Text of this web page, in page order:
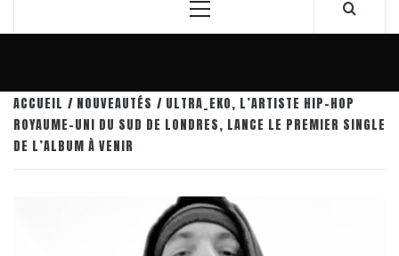
Menu
ACCUEIL NOUVEAUTÉS
ULTRA_EKO, L’ARTISTE HIP-HOP
ROYAUME-UNI DU SUD DE LONDRES, LANCE LE PREMIER SINGLE
DE L’ALBUM À VENIR